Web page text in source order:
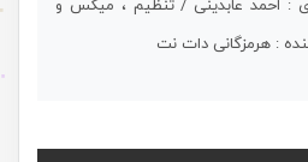
: احمد عابدینی / تنظیم ، میکس و
: هرمزگانی دات نت